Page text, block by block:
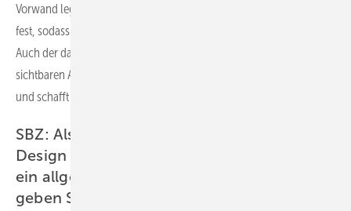
Vorwand legt bereits bei der Planung die genaue Lage der Armatur
fest, sodass der Waschtisch vollständig und sauber ausgespült wird.
Auch der dazugehörende Spiegelschrank mit seiner kaum
sichtbaren Ausladung nutzt die Vorwand geschickt als Stauraum aus
und schafft damit nicht nur optisch mehr Platz.
SBZ: Also, Technik verschwindet, schlankes
Design tritt in den Vordergrund – das ist ja
ein allgemeiner Trend. Welche Chancen
geben Sie ihm, sich dauerhaft im Bad